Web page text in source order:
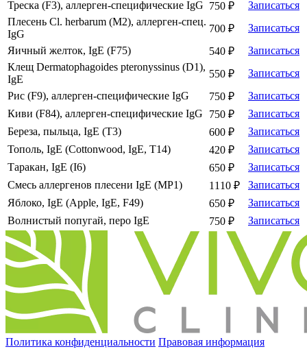
Треска (F3), аллерген-специфические IgG 750 ₽
Записаться
Плесень Cl. herbarum (М2), аллерген-спец.
IgG
700 ₽
Записаться
Яичный желток, IgE (F75)
540 ₽
Записаться
Клещ Dermatophagoides pteronyssinus (D1),
IgE
550 ₽
Записаться
Рис (F9), аллерген-специфические IgG
750 ₽
Записаться
Киви (F84), аллерген-специфические IgG
750 ₽
Записаться
Береза, пыльца, IgE (Т3)
600 ₽
Записаться
Тополь, IgE (Cottonwood, IgE, T14)
420 ₽
Записаться
Таракан, IgE (I6)
650 ₽
Записаться
Смесь аллергенов плесени IgE (MP1)
1110 ₽
Записаться
Яблоко, IgE (Apple, IgE, F49)
650 ₽
Записаться
Волнистый попугай, перо IgE
750 ₽ Записаться
Политика конфиденциальности Правовая информация